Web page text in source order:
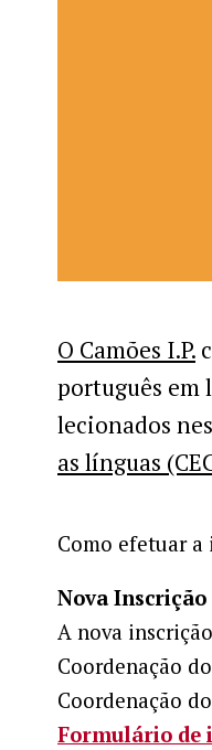
O Camões I.P.
português em
lecionados
as línguas
Como efetuar a
Nova Inscrição
A nova
Coordenação
Coordenação
Formulário de